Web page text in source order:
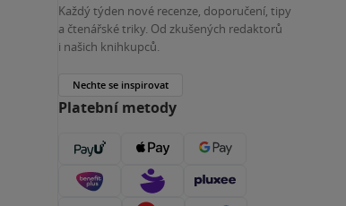
Každý týden nové recenze, doporučení, tipy
a čtenářské triky. Od zkušených redaktorů
i našich knihkupců.
Nechte se inspirovat
Platební metody